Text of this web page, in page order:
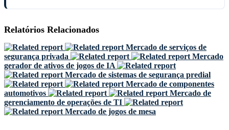
Relatórios Relacionados
Mercado de serviços de
segurança privada
Mercado
gerador de ativos de jogos de IA
Mercado de sistemas de segurança predial
Mercado de componentes
automotivos
Mercado de
gerenciamento de operações de TI
Mercado de jogos de mesa